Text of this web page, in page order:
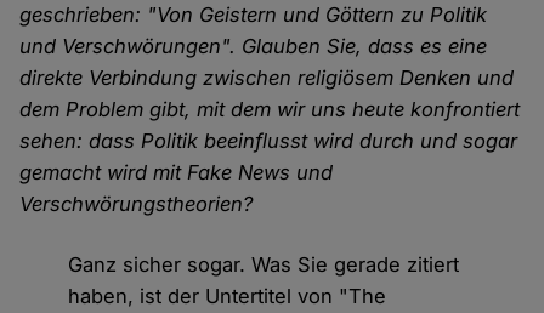
geschrieben: "Von Geistern und Göttern zu Politik
und Verschwörungen". Glauben Sie, dass es eine
direkte Verbindung zwischen religiösem Denken und
dem Problem gibt, mit dem wir uns heute konfrontiert
sehen: dass Politik beeinflusst wird durch und sogar
gemacht wird mit Fake News und
Verschwörungstheorien?
Ganz sicher sogar. Was Sie gerade zitiert
haben, ist der Untertitel von "The